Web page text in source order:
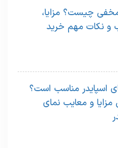
چیست؟ مزایا،
و نکات مهم خرید
اسپایدر مناسب است؟
مزایا و معایب نمای